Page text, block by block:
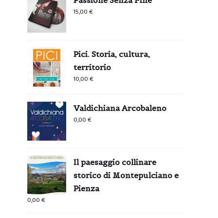
15,00€
Pici. Storia, cultura,
territorio
10,00€
Valdichiana Arcobaleno
0,00€
Il paesaggio collinare
storico di Montepulciano e
Pienza
0,00€